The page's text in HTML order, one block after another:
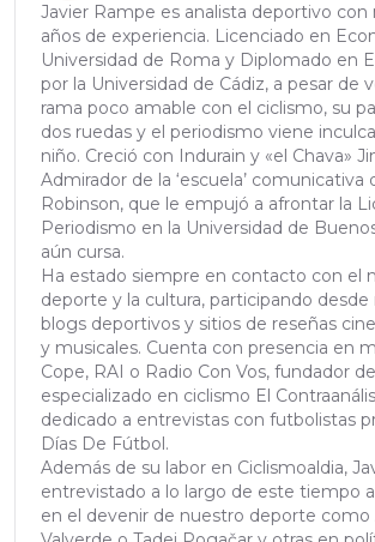
Javier Rampe es analista deportivo con
años de experiencia. Licenciado en
Universidad de Roma y Diplomado en
por la Universidad de Cádiz, a pesar de
rama poco amable con el ciclismo, su
dos ruedas y el periodismo viene
niño. Creció con Indurain y «el Chava»
Admirador de la ‘escuela’ comunicativa
Robinson, que le empujó a afrontar la
Periodismo en la Universidad de
aún cursa.
Ha estado siempre en contacto con el
deporte y la cultura, participando
blogs deportivos y sitios de reseñas
y musicales. Cuenta con presencia en
Cope, RAI o Radio Con Vos, fundador
especializado en ciclismo El
dedicado a entrevistas con futbolistas
Días De Fútbol.
Además de su labor en Ciclismoaldia,
entrevistado a lo largo de este tiempo
en el devenir de nuestro deporte como